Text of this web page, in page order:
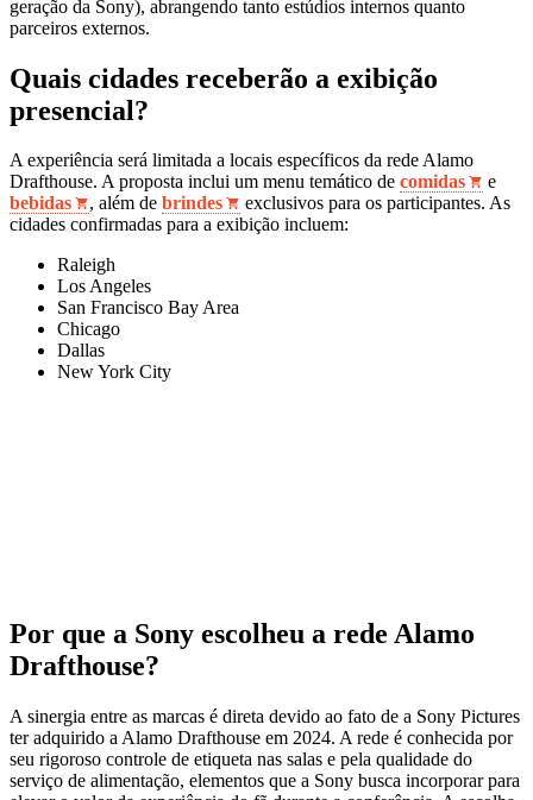
geração da Sony), abrangendo tanto estúdios internos quanto
parceiros externos.
Quais cidades receberão a exibição
presencial?
A experiência será limitada a locais específicos da rede Alamo
Drafthouse. A proposta inclui um menu temático de comidas
e
bebidas
, além de brindes
exclusivos para os participantes. As
cidades confirmadas para a exibição incluem:
Raleigh
Los Angeles
San Francisco Bay Area
Chicago
Dallas
New York City
Por que a Sony escolheu a rede Alamo
Drafthouse?
A sinergia entre as marcas é direta devido ao fato de a Sony Pictures
ter adquirido a Alamo Drafthouse em 2024. A rede é conhecida por
seu rigoroso controle de etiqueta nas salas e pela qualidade do
serviço de alimentação, elementos que a Sony busca incorporar para